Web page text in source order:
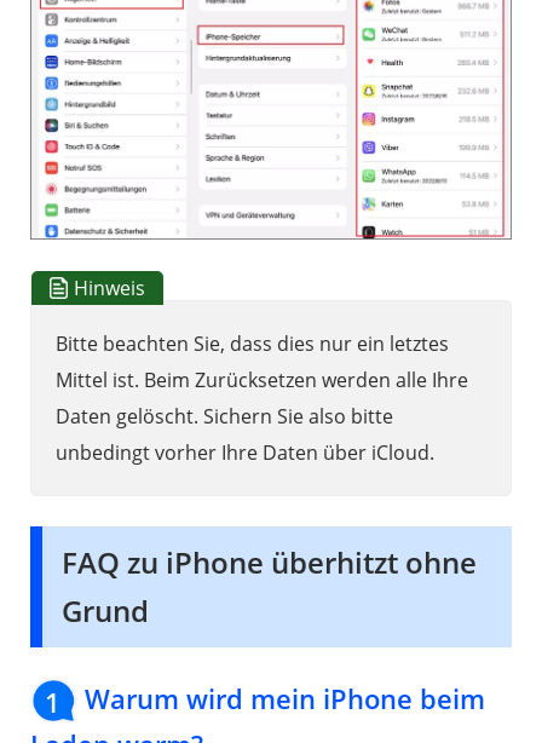
Hinweis
Bitte beachten Sie, dass dies nur ein letztes
Mittel ist. Beim Zurücksetzen werden alle Ihre
Daten gelöscht. Sichern Sie also bitte
unbedingt vorher Ihre Daten über iCloud.
FAQ zu iPhone überhitzt ohne
Grund
1
Warum wird mein iPhone beim